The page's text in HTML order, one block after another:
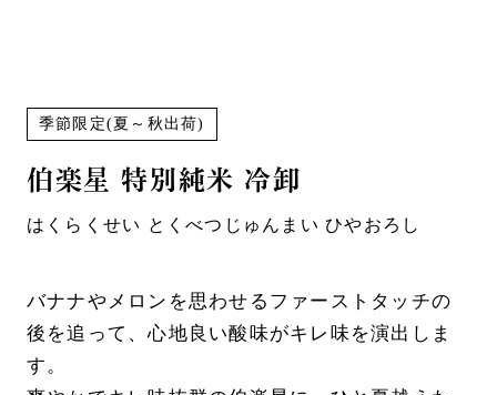
季節限定(夏～秋出荷)
伯楽星 特別純米 冷卸
はくらくせい とくべつじゅんまい ひやおろし
バナナやメロンを思わせるファーストタッチの
後を追って、心地良い酸味がキレ味を演出しま
す。